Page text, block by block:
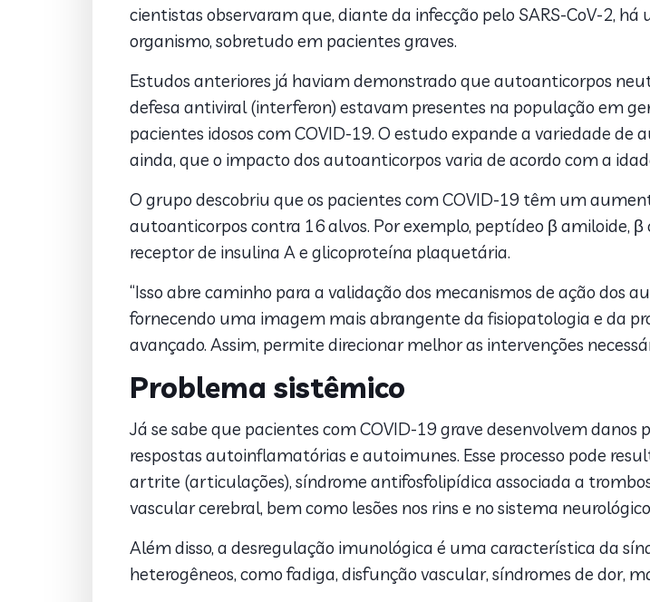
cientistas observaram que, diante da infecção pelo SARS-CoV-2,
organismo, sobretudo em pacientes graves.
Estudos anteriores já haviam demonstrado que autoanticorpos
defesa antiviral (interferon) estavam presentes na população em
pacientes idosos com COVID-19. O estudo expande a variedade
ainda, que o impacto dos autoanticorpos varia de acordo com a
O grupo descobriu que os pacientes com COVID-19 têm um
autoanticorpos contra 16 alvos. Por exemplo, peptídeo β amiloide,
receptor de insulina A e glicoproteína plaquetária.
“Isso abre caminho para a validação dos mecanismos de ação dos
fornecendo uma imagem mais abrangente da fisiopatologia e da
avançado. Assim, permite direcionar melhor as intervenções
Problema sistêmico
Já se sabe que pacientes com COVID-19 grave desenvolvem
respostas autoinflamatórias e autoimunes. Esse processo pode
artrite (articulações), síndrome antifosfolipídica associada a
vascular cerebral, bem como lesões nos rins e no sistema
Além disso, a desregulação imunológica é uma característica da
heterogêneos, como fadiga, disfunção vascular, síndromes de dor,